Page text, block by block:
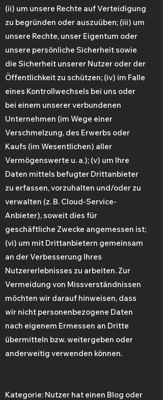
(ii) um unsere Rechte auf Verteidigung
zu begründen oder auszuüben; (iii) um
unsere Rechte, unser Eigentum oder
unsere persönliche Sicherheit sowie
die Sicherheit unserer Nutzer oder der
Öffentlichkeit zu schützen; (iv) im Falle
eines Kontrollwechsels bei uns oder
bei einem unserer verbundenen
Unternehmen (im Wege einer
Verschmelzung, des Erwerbs oder
Kaufs (im Wesentlichen) aller
Vermögenswerte u. a.); (v) um Ihre
Daten mittels befugter Drittanbieter
zu erfassen, vorzuhalten und/oder zu
verwalten (z. B. Cloud-Service-
Anbieter), soweit dies für
geschäftliche Zwecke angemessen ist;
(vi) um mit Drittanbietern gemeinsam
an der Verbesserung Ihres
Nutzererlebnisses zu arbeiten. Zur
Vermeidung von Missverständnissen
möchten wir darauf hinweisen, dass
wir nicht personenbezogene Daten
nach eigenem Ermessen an Dritte
übermitteln bzw. weitergeben oder
anderweitig verwenden können.
Kategorie: Nutzer hat einen Blog oder